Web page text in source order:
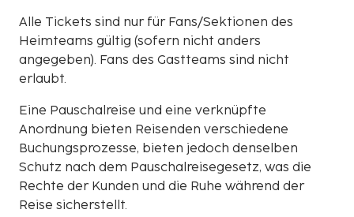
Alle Tickets sind nur für Fans/Sektionen des
Heimteams gültig (sofern nicht anders
angegeben). Fans des Gastteams sind nicht
erlaubt.
Eine Pauschalreise und eine verknüpfte
Anordnung bieten Reisenden verschiedene
Buchungsprozesse, bieten jedoch denselben
Schutz nach dem Pauschalreisegesetz, was die
Rechte der Kunden und die Ruhe während der
Reise sicherstellt.